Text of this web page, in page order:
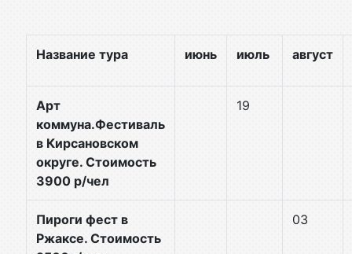
Название тура июнь июль август
Арт
коммуна.Фестиваль
в Кирсановском
округе. Стоимость
3900 р/чел
19
Пироги фест в
Ржаксе. Стоимость
03